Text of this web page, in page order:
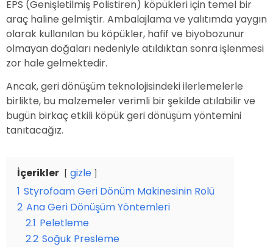
EPS (Genişletilmiş Polistiren) köpükleri için temel bir
araç haline gelmiştir. Ambalajlama ve yalıtımda yaygın
olarak kullanılan bu köpükler, hafif ve biyobozunur
olmayan doğaları nedeniyle atıldıktan sonra işlenmesi
zor hale gelmektedir.
Ancak, geri dönüşüm teknolojisindeki ilerlemelerle
birlikte, bu malzemeler verimli bir şekilde atılabilir ve
bugün birkaç etkili köpük geri dönüşüm yöntemini
tanıtacağız.
İçerikler
gizle
1 Styrofoam Geri Dönüm Makinesinin Rolü
2 Ana Geri Dönüşüm Yöntemleri
2.1 Peletleme
2.2 Soğuk Presleme